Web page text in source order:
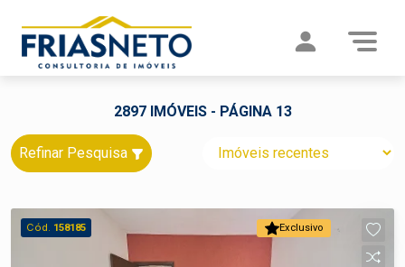
2897 IMÓVEIS - PÁGINA 13
Refinar Pesquisa
Exclusivo
Cód. 158185